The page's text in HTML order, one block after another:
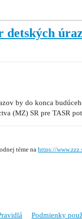
by do konca
(MZ) SR pre TASR
téme na https://
Podmienky